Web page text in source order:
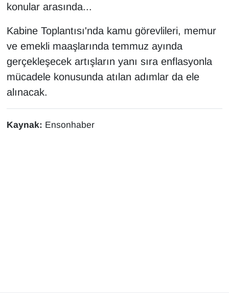
konular arasında...
Kabine Toplantısı'nda kamu görevlileri, memur
ve emekli maaşlarında temmuz ayında
gerçekleşecek artışların yanı sıra enflasyonla
mücadele konusunda atılan adımlar da ele
alınacak.
Kaynak: Ensonhaber